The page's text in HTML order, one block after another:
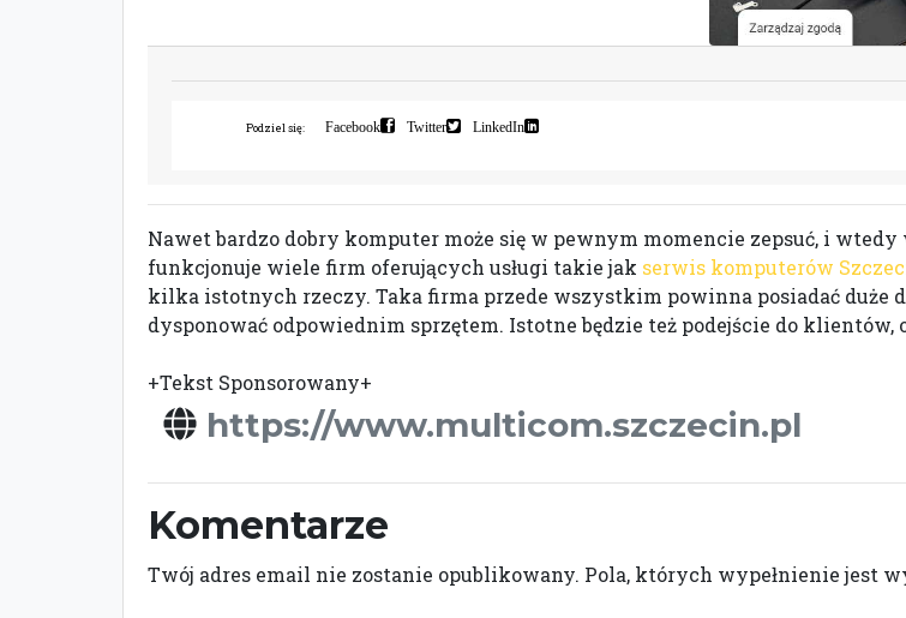
Podziel się: Facebook Twitter LinkedIn
Nawet bardzo dobry komputer może się w pewnym momencie zepsuć, i
funkcjonuje wiele firm oferujących usługi takie jak serwis komputerów
kilka istotnych rzeczy. Taka firma przede wszystkim powinna posiadać
dysponować odpowiednim sprzętem. Istotne będzie też podejście do
+Tekst Sponsorowany+
https://www.multicom.szczecin.pl
Komentarze
Twój adres email nie zostanie opublikowany. Pola, których wypełnienie jest